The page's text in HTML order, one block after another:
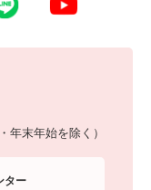
年末年始を除く）
ター